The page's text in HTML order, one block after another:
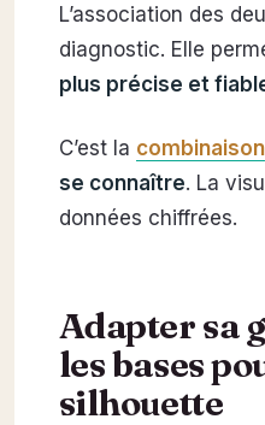
L’association des
diagnostic. Elle
plus précise et
C’est la combinaison
se connaître. La
données chiffrées.
Adapter sa
les bases
silhouette